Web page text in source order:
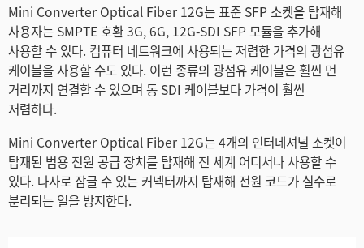
Mini Converter Optical Fiber 12G는 표준 SFP 소켓을 탑재해
사용자는 SMPTE 호환 3G, 6G, 12G-SDI SFP 모듈을 추가해
사용할 수 있다. 컴퓨터 네트워크에 사용되는 저렴한 가격의 광섬유
케이블을 사용할 수도 있다. 이런 종류의 광섬유 케이블은 훨씬 먼
거리까지 연결할 수 있으며 동 SDI 케이블보다 가격이 훨씬
저렴하다.
Mini Converter Optical Fiber 12G는 4개의 인터네셔널 소켓이
탑재된 범용 전원 공급 장치를 탑재해 전 세계 어디서나 사용할 수
있다. 나사로 잠글 수 있는 커넥터까지 탑재해 전원 코드가 실수로
분리되는 일을 방지한다.